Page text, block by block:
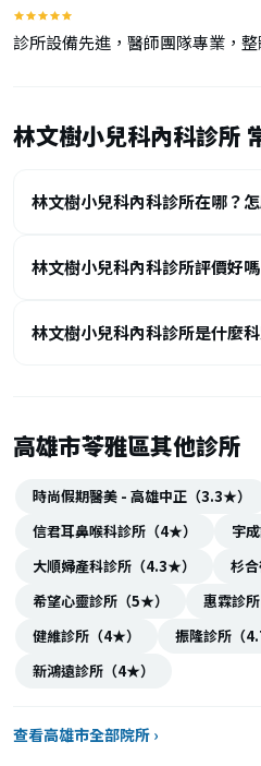
診所設備先進，醫師團隊專業，整
林文樹小兒科內科診所
林文樹小兒科內科診所在哪？
林文樹小兒科內科診所評價好嗎
林文樹小兒科內科診所是什麼
高雄市苓雅區其他診所
時尚假期醫美 - 高雄中正（3.3★）
信君耳鼻喉科診所（4★）
宇
大順婦產科診所（4.3★）
杉
希望心靈診所（5★）
惠霖診
健維診所（4★）
振隆診所（
新鴻遠診所（4★）
查看高雄市全部院所 ›